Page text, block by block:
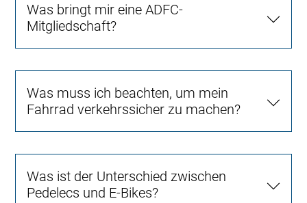
Was bringt mir eine ADFC-
Mitgliedschaft?
Was muss ich beachten, um mein
Fahrrad verkehrssicher zu machen?
Was ist der Unterschied zwischen
Pedelecs und E-Bikes?